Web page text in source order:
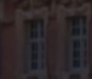
FÊTE DE